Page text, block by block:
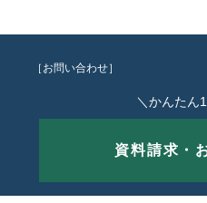
［お問い合わせ］
＼かんたん
資料請求・